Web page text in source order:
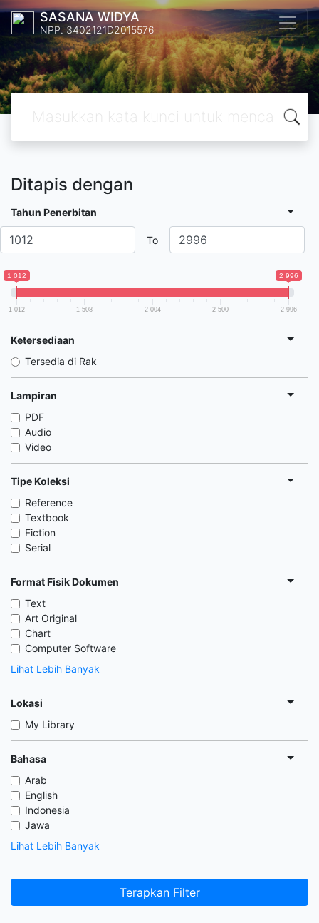
SASANA WIDYA
NPP. 3402121D2015576
Ditapis dengan
Tahun Penerbitan
To
1 012 2 996
1 012 1 508 2 004 2 500 2 996
Ketersediaan
Tersedia di Rak
Lampiran
PDF
Audio
Video
Tipe Koleksi
Reference
Textbook
Fiction
Serial
Format Fisik Dokumen
Text
Art Original
Chart
Computer Software
Lihat Lebih Banyak
Lokasi
My Library
Bahasa
Arab
English
Indonesia
Jawa
Lihat Lebih Banyak
Terapkan Filter